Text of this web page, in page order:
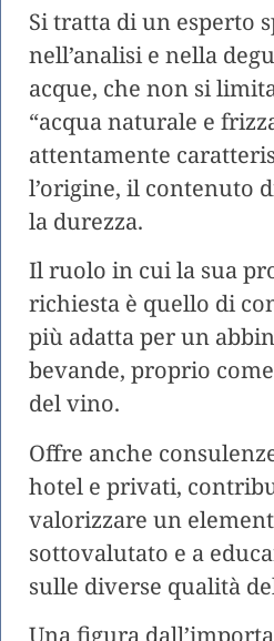
Si tratta di un esperto
nell’analisi e nella
acque, che non si
“acqua naturale e
attentamente
l’origine, il contenuto
la durezza.
Il ruolo in cui la sua
richiesta è quello di
più adatta per un
bevande, proprio
del vino.
Offre anche
hotel e privati,
valorizzare un
sottovalutato e a
sulle diverse qualità